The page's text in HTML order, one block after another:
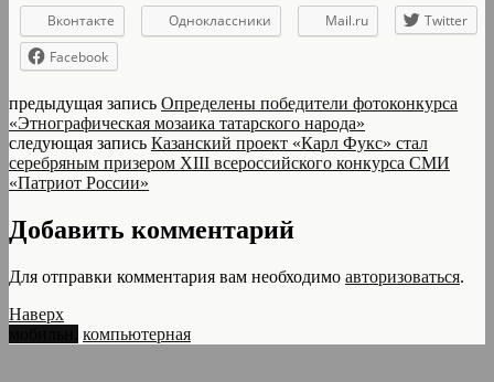
Вконтакте Одноклассники Mail.ru
Twitter
Facebook
предыдущая запись Определены победители фотоконкурса
«Этнографическая мозаика татарского народа»
следующая запись Казанский проект «Карл Фукс» стал
серебряным призером XIII всероссийского конкурса СМИ
«Патриот России»
Добавить комментарий
Для отправки комментария вам необходимо авторизоваться.
Наверх
компьютерная